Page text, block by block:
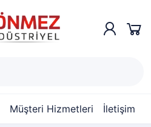
Müşteri Hizmetleri İletişim